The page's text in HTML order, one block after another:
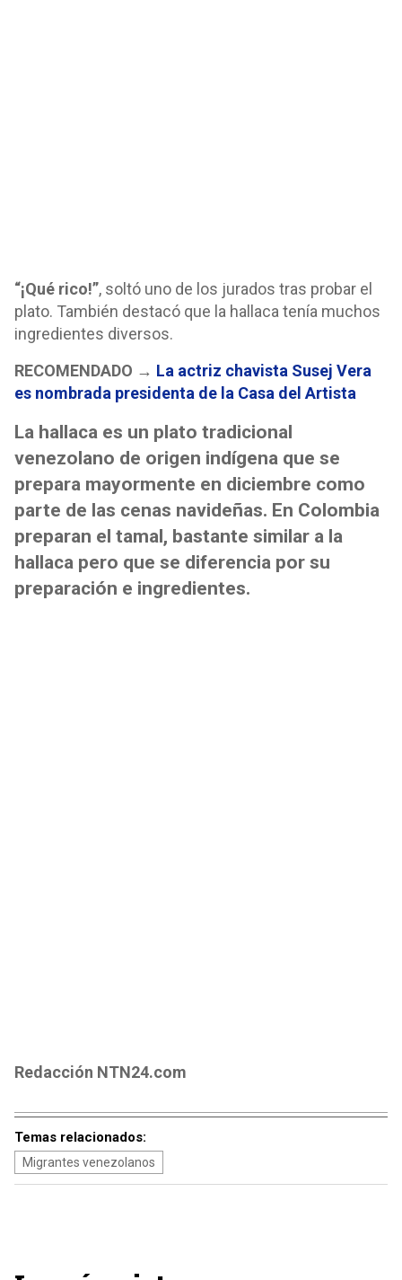
“¡Qué rico!”, soltó uno de los jurados tras probar el
plato. También destacó que la hallaca tenía muchos
ingredientes diversos.
RECOMENDADO → La actriz chavista Susej Vera
es nombrada presidenta de la Casa del Artista
La hallaca es un plato tradicional
venezolano de origen indígena que se
prepara mayormente en diciembre como
parte de las cenas navideñas. En Colombia
preparan el tamal, bastante similar a la
hallaca pero que se diferencia por su
preparación e ingredientes.
Redacción NTN24.com
Temas relacionados:
Migrantes venezolanos